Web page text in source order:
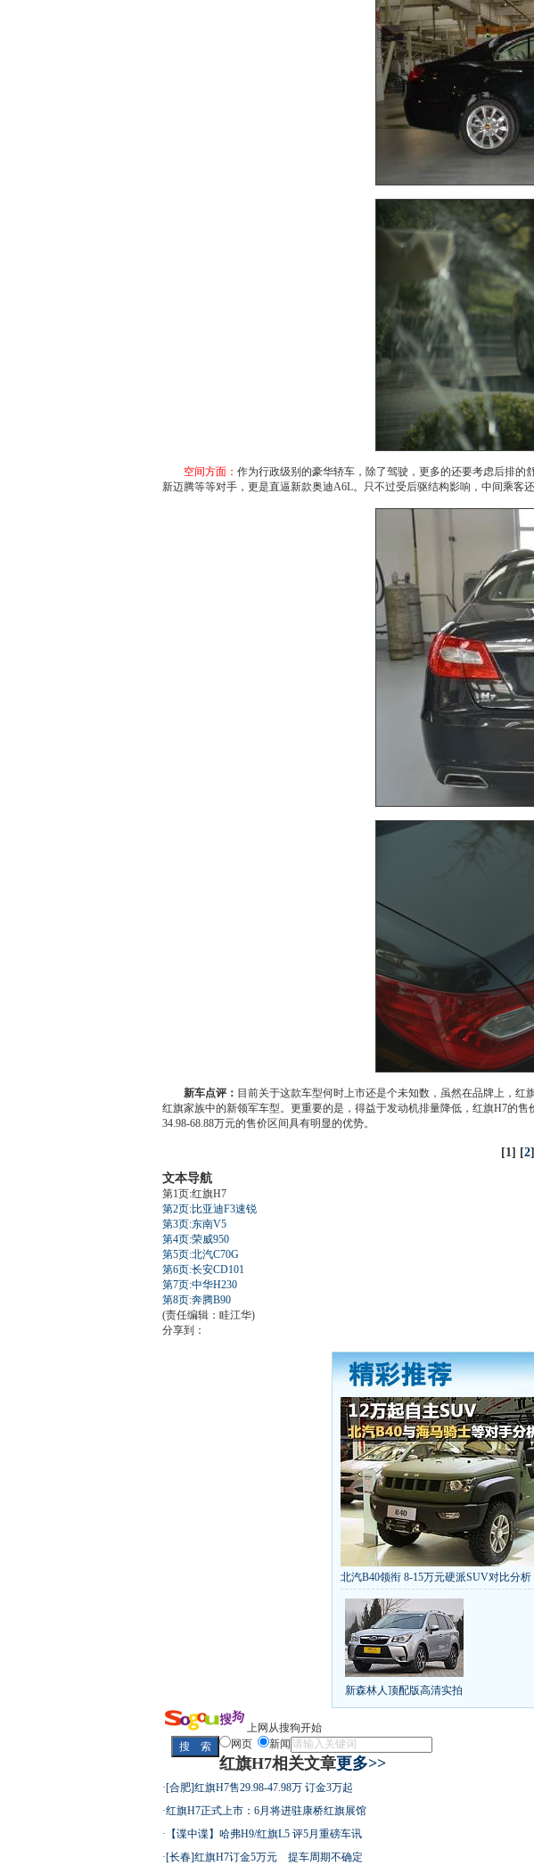
空间方面： 作为行政级别的豪华轿车，除了驾驶，更多的还要考虑后排的舒
新迈腾等等对手，更是直逼新款奥迪A6L。只不过受后驱结构影响，中间乘客
新车点评： 目前关于这款车型何时上市还是个未知数，虽然在品牌上， 红
红旗家族中的新领军车型。更重要的是，得益于发动机排量降低， 红旗H7的售
34.98-68.88万元的售价区间具有明显的优势。
[1] [2
文本导航
第1页:红旗H7
第2页:比亚迪F3速锐
第3页:东南V5
第4页:荣威950
第5页:北汽C70G
第6页:长安CD101
第7页:中华H230
第8页:奔腾B90
(责任编辑：眭江华)
分享到：
北汽B40领衔 8-15万元硬派SUV对比分析
丰田推八款低价新车 全新RAV4海
第九代雅阁/本田新小SUV
凯越已跌至8折甩卖 6款合资自主车是真
给中国人争气的热销SUV 全新马自达6：
10万元新车叫板合资 15万买车谁好
长城2013年新SUV规划曝光
全新胜达23日上市 秒杀日系的SUV
大
新森林人顶配版高清实拍
上网从搜狗开始
网页
新闻
红旗H7相关文章更多>>
·[合肥]红旗H7售29.98-47.98万 订金3万起
·红旗H7正式上市：6月将进驻康桥红旗展馆
· 【谍中谍】哈弗H9/红旗L5 评5月重磅车讯
·[长春]红旗H7订金5万元 提车周期不确定